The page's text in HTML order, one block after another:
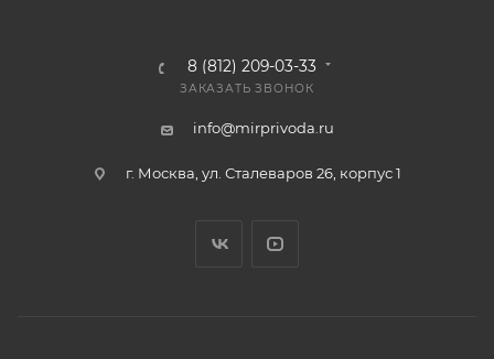
8 (812) 209-03-33
ЗАКАЗАТЬ ЗВОНОК
info@mirprivoda.ru
г. Москва, ул. Сталеваров 26, корпус 1